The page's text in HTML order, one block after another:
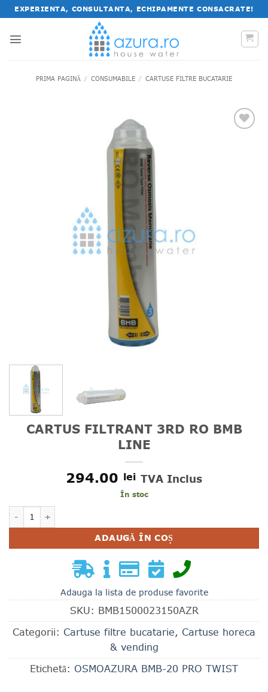
Salt
la
conținut
EXPERIENTA, CONSULTANTA, ECHIPAMENTE CONSACRATE!
PRIMA PAGINĂ / CONSUMABILE / CARTUSE FILTRE BUCATARIE
CARTUS FILTRANT 3RD RO BMB
LINE
294.00 lei TVA Inclus
În stoc
Cantitate CARTUS FILTRANT 3RD RO BMB LINE
ADAUGĂ ÎN COȘ
Adauga la lista de produse favorite
SKU: BMB1500023150AZR
Categorii: Cartuse filtre bucatarie, Cartuse horeca
& vending
Etichetă: OSMOAZURA BMB-20 PRO TWIST